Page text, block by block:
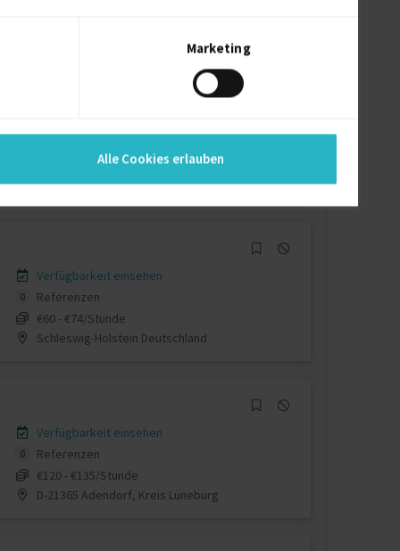
Marketing
Alle Cookies erlauben
Referenzen
auf Anfrage
D-10115 Berlin
Verfügbarkeit einsehen
0
Referenzen
€60 - €74/Stunde
Schleswig-Holstein Deutschland
Verfügbarkeit einsehen
0
Referenzen
€120 - €135/Stunde
D-21365 Adendorf, Kreis Lüneburg